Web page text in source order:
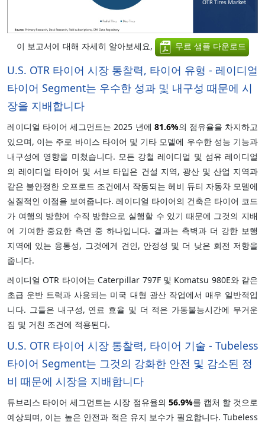
이 보고서에 대해 자세히 알아보세요, 무료 샘플 다운로드
U.S. OTR 타이어 시장 통찰력, 타이어 유형 - 레이디얼
타이어 Segment는 우수한 성과 및 내구성 때문에 시
장을 지배합니다
레이디얼 타이어 세그먼트는 2025 년에 81.6%의 점유율을 차지하고
있으며, 이는 주로 바이스 타이어 및 기타 모델에 우수한 성능 기능과
내구성에 영향을 미쳤습니다. 모든 강철 레이디얼 및 섬유 레이디얼
의 레이디얼 타이어 및 서브 타입은 건설 지역, 광산 및 산업 지역과
같은 불안정한 오프로드 조건에서 작동되는 헤비 듀티 자동차 모델에
실질적인 이점을 보여줍니다. 레이디얼 타이어의 건축은 타이어 코드
가 여행의 방향에 수직 방향으로 실행할 수 있기 때문에 그것의 지배
에 기여한 중요한 측면 중 하나입니다. 결과는 측벽과 더 강한 보행
지역에 있는 융통성, 그것에게 견인, 안정성 및 더 낮은 회전 저항을
줍니다.
레이디얼 OTR 타이어는 Caterpillar 797F 및 Komatsu 980E와 같은
초급 운반 트럭과 사용되는 미국 대형 광산 작업에서 매우 일반적입
니다. 그들은 내구성, 연료 효율 및 더 적은 가동불능시간에 무거운
짐 및 거친 조건에 적용된다.
U.S. OTR 타이어 시장 통찰력, 타이어 기술 - Tubeless
타이어 Segment는 그것의 강화한 안전 및 감소된 정
비 때문에 시장을 지배합니다
튜브리스 타이어 세그먼트는 시장 점유율의 56.9%를 캡처 할 것으로
예상되며, 이는 높은 안전과 적은 유지 보수가 필요합니다. Tubeless